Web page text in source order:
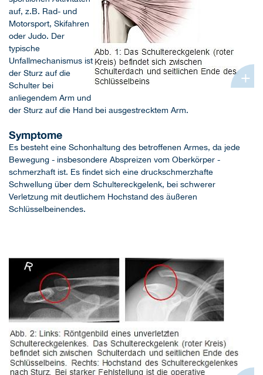
+
auf, z.B. Rad- und
Motorsport, Skifahren
oder Judo. Der
typische
Unfallmechanismus ist
der Sturz auf die
Schulter bei
anliegendem Arm und
der Sturz auf die Hand bei ausgestrecktem Arm.
Symptome
Es besteht eine Schonhaltung des betroffenen Armes, da jede
Bewegung - insbesondere Abspreizen vom Oberkörper -
schmerzhaft ist. Es findet sich eine druckschmerzhafte
Schwellung über dem Schultereckgelenk, bei schwerer
Verletzung mit deutlichem Hochstand des äußeren
Schlüsselbeinendes.